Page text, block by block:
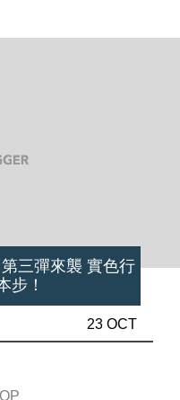
三彈來襲 實色行
步！
23 OCT